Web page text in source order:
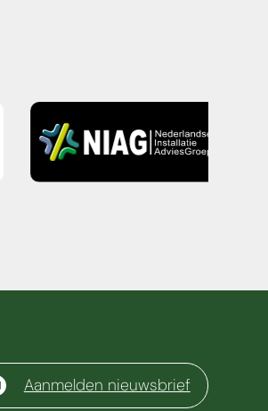
Aanmelden nieuwsbrief